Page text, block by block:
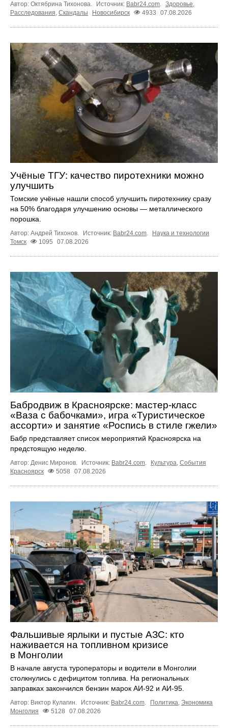
Автор: Октябрина Тихонова. Источник: Babr24.com Здоровье
Расследования Скандалы Новосибирск 4933 07.08.2026
Учёные ТГУ: качество пиротехники можно
улучшить
Томские учёные нашли способ улучшить пиротехнику сразу
на 50% благодаря улучшению основы — металлического
порошка.
Автор: Андрей Тихонов. Источник: Babr24.com.
Наука и технологии
Томск
1095 07.08.2026
Бабродвиж в Красноярске: мастер-класс
«Ваза с бабочками», игра «Туристическое
ассорти» и занятие «Роспись в стиле гжели»
Бабр представляет список мероприятий Красноярска на
предстоящую неделю.
Автор: Денис Миронов. Источник: Babr24.com. Культура, События
Красноярск
5058 07.08.2026
Фальшивые ярлыки и пустые АЗС: кто
наживается на топливном кризисе
в Монголии
В начале августа туроператоры и водители в Монголии
столкнулись с дефицитом топлива. На региональных
заправках закончился бензин марок АИ-92 и АИ-95.
Автор: Виктор Кулагин. Источник: Babr24.com Политика Экономика
Монголия
5128 07.08.2026